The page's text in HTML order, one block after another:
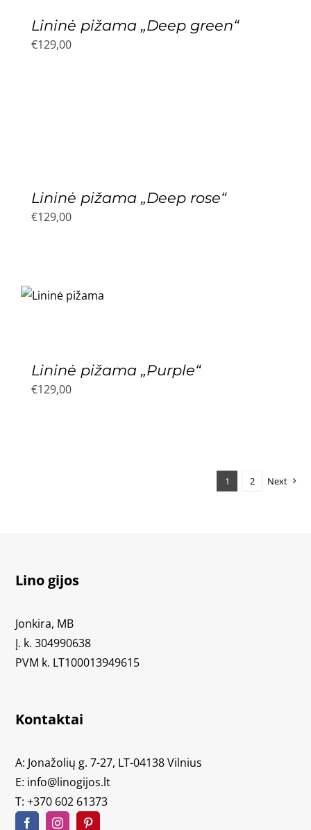
Lininė pižama „Deep green“
€129,00
Lininė pižama „Deep rose“
€129,00
Lininė pižama „Purple“
€129,00
1 2 Next
Lino gijos
Jonkira, MB
Į. k. 304990638
PVM k. LT100013949615
Kontaktai
A: Jonažolių g. 7-27, LT-04138 Vilnius
E: info@linogijos.lt
T:+370 602 61373